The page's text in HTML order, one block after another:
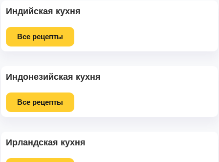
Индийская кухня
Все рецепты
Индонезийская кухня
Все рецепты
Ирландская кухня